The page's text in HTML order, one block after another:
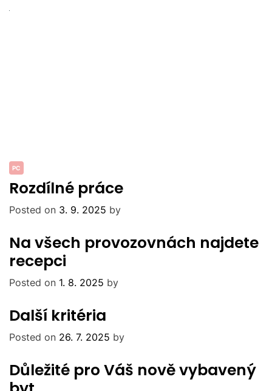
PC
Rozdílné práce
Posted on 3. 9. 2025 by
Na všech provozovnách najdete
recepci
Posted on 1. 8. 2025 by
Další kritéria
Posted on 26. 7. 2025 by
Důležité pro Váš nově vybavený